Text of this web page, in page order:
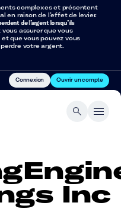
complexes et présentent
en raison de l’effet de levier.
de l’argent lorsqu’ils
vous assurer que vous
que vous pouvez vous
votre argent.
Connexion Ouvrir un compte
Inc